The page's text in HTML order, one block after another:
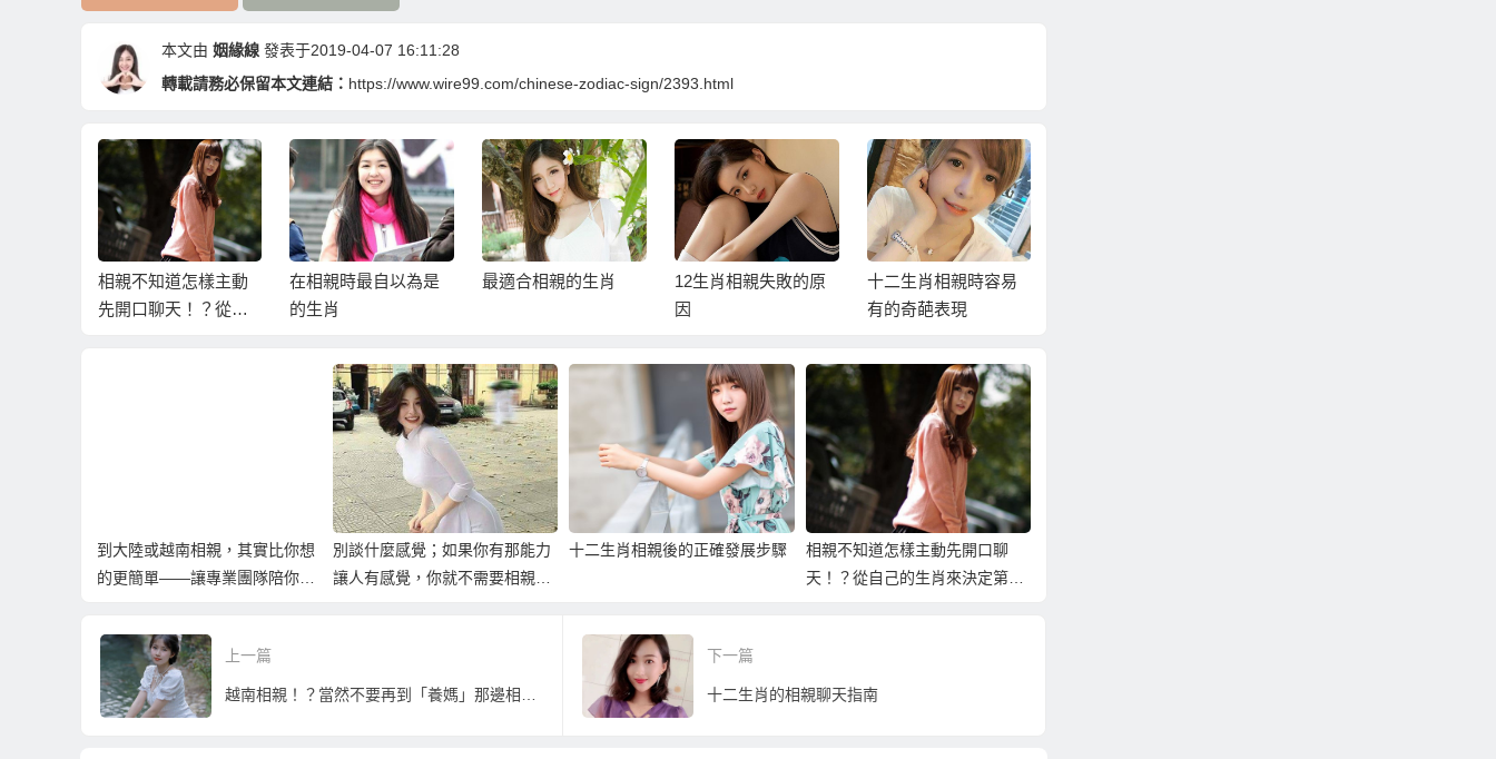
本文由 姻緣線 發表于2019-04-07 16:11:28
轉載請務必保留本文連結： https://www.wire99.com/chinese-zodiac-sign/2393.html
在相親時最自以為是
的生肖
最適合相親的生肖
12生肖相親失敗的原
十二生肖相親時容易
有的奇葩表現
對於相親很積極迫切
想要結婚的四大生肖
到大陸或越南相親，其實比你想
的更簡單——讓專業團隊陪你找
別談什麼感覺；如果你有那能力
讓人有感覺，你就不需要相親
十二生肖相親後的正確發展步驟
相親不知道怎樣主動先開口聊
天！？從自己的生肖來決定第一
上一篇 下一篇
十二生肖的相親聊天指南